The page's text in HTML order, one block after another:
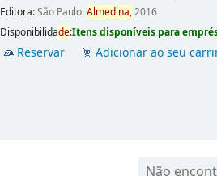
Editora:São Paulo:Almedina,2016
Disponibilidade:Itens disponíveis para
Reservar Adicionar ao seu